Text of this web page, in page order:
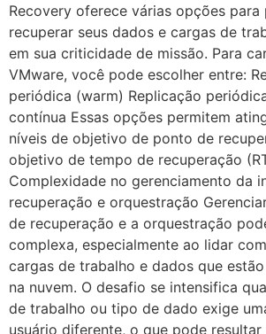
Recovery oferece várias opções para
recuperar seus dados e cargas de
em sua criticidade de missão. Para
VMware, você pode escolher entre:
periódica (warm) Replicação
contínua Essas opções permitem
níveis de objetivo de ponto de
objetivo de tempo de recuperação
Complexidade no gerenciamento da
recuperação e orquestração
de recuperação e a orquestração
complexa, especialmente ao lidar
cargas de trabalho e dados que
na nuvem. O desafio se intensifica
de trabalho ou tipo de dado exige
usuário diferente, o que pode resultar